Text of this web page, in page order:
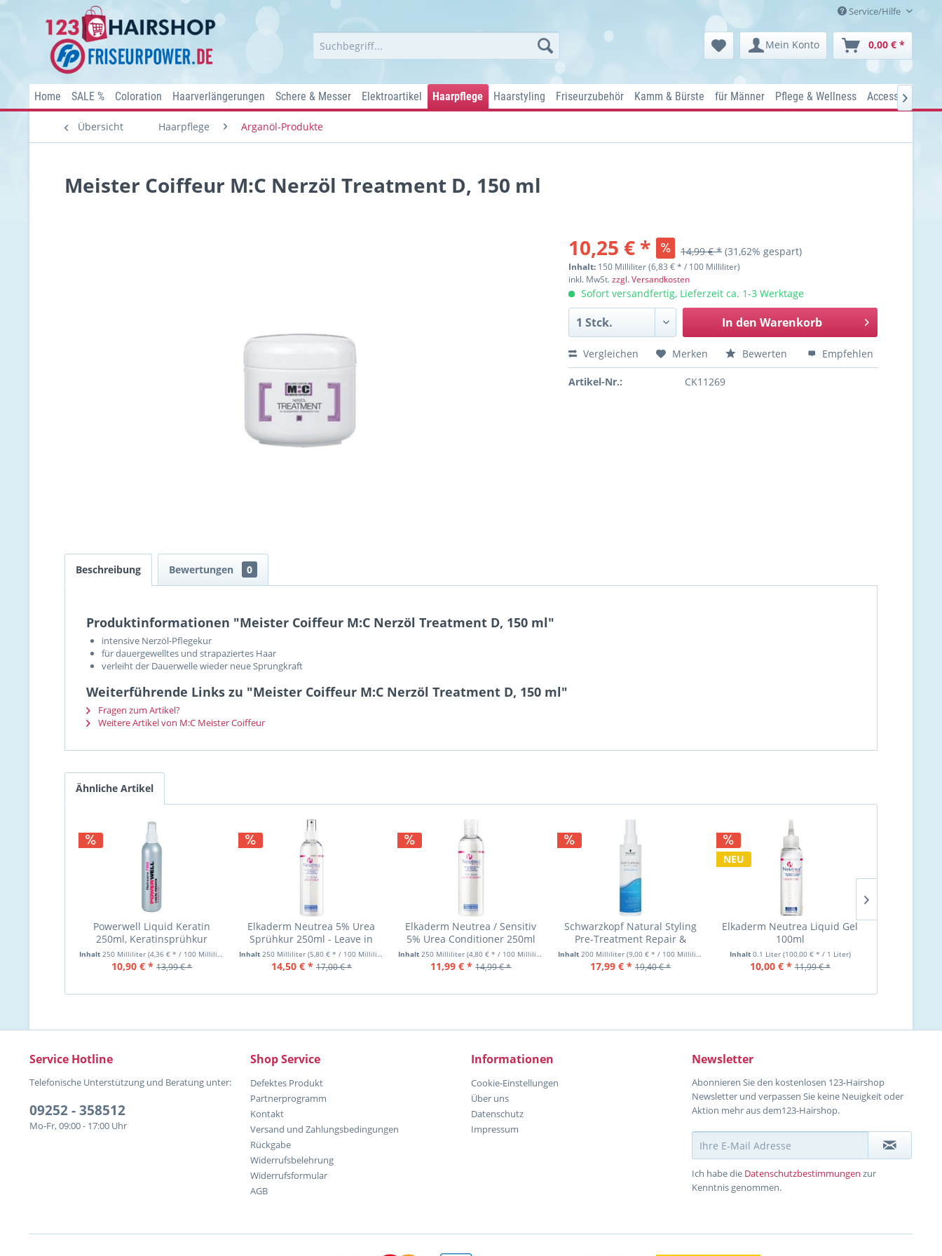
Service/Hilfe
Mein Konto 0,00 € *
Home SALE % Coloration Haarverlängerungen Schere & Messer Elektroartikel Haarpflege Haarstyling Friseurzubehör Kamm & Bürste für Männer Pflege & Wellness Accessoires

Übersicht Haarpflege Arganöl-Produkte
Meister Coiffeur M:C Nerzöl Treatment D, 150 ml
10,25 € * 14,99 € * (31,62% gespart)
Inhalt: 150 Milliliter (6,83 € * / 100 Milliliter)
inkl. MwSt.zzgl. Versandkosten
Sofort versandfertig, Lieferzeit ca. 1-3 Werktage
In den Warenkorb
Vergleichen Merken Bewerten Empfehlen
Artikel-Nr.: CK11269
Beschreibung Bewertungen 0
Produktinformationen "Meister Coiffeur M:C Nerzöl Treatment D, 150 ml"
intensive Nerzöl-Pflegekur
für dauergewelltes und strapaziertes Haar
verleiht der Dauerwelle wieder neue Sprungkraft
Weiterführende Links zu "Meister Coiffeur M:C Nerzöl Treatment D, 150 ml"
Fragen zum Artikel?
Weitere Artikel von M:C Meister Coiffeur
Ähnliche Artikel
Powerwell Liquid Keratin
250ml, Keratinsprühkur
Inhalt 250 Milliliter (4,36 € * / 100 Milliliter)
10,90 € * 13,99 € *
Elkaderm Neutrea 5% Urea
Sprühkur 250ml - Leave in
Spray
Inhalt 250 Milliliter (5,80 € * / 100 Milliliter)
14,50 € * 17,00 € *
Elkaderm Neutrea / Sensitiv
5% Urea Conditioner 250ml
Inhalt250 Milliliter(4,80 € * / 100 Milliliter)
11,99 € * 14,99 € *
Schwarzkopf Natural Styling
Pre-Treatment Repair &
Protect, 200m
Inhalt 200 Milliliter (9,00 € * / 100 Milliliter)
17,99 € * 19,40 € *
NEU
Elkaderm Neutrea Liquid Gel
100ml
Inhalt 0.1 Liter (100,00 € * / 1 Liter)
10,00 € * 11,99 € *
Service Hotline
Telefonische Unterstützung und Beratung unter:
09252 - 358512
Mo-Fr, 09:00 - 17:00 Uhr
Shop Service
Defektes Produkt
Partnerprogramm
Kontakt
Versand und Zahlungsbedingungen
Rückgabe
Widerrufsbelehrung
Widerrufsformular
AGB
Informationen
Cookie-Einstellungen
Über uns
Datenschutz
Impressum
Newsletter
Abonnieren Sie den kostenlosen 123-Hairshop
Newsletter und verpassen Sie keine Neuigkeit oder
Aktion mehr aus dem123-Hairshop.
Ich habe die Datenschutzbestimmungen zur
Kenntnis genommen.